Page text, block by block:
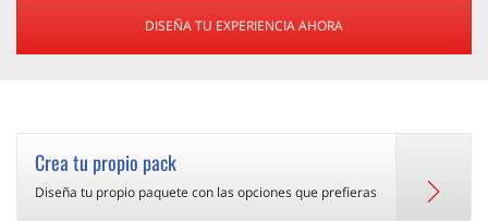
DISEÑA TU EXPERIENCIA AHORA
Crea tu propio pack
Diseña tu propio paquete con las opciones que prefieras